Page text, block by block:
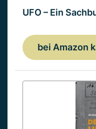
UFO – Ein
bei Amazon